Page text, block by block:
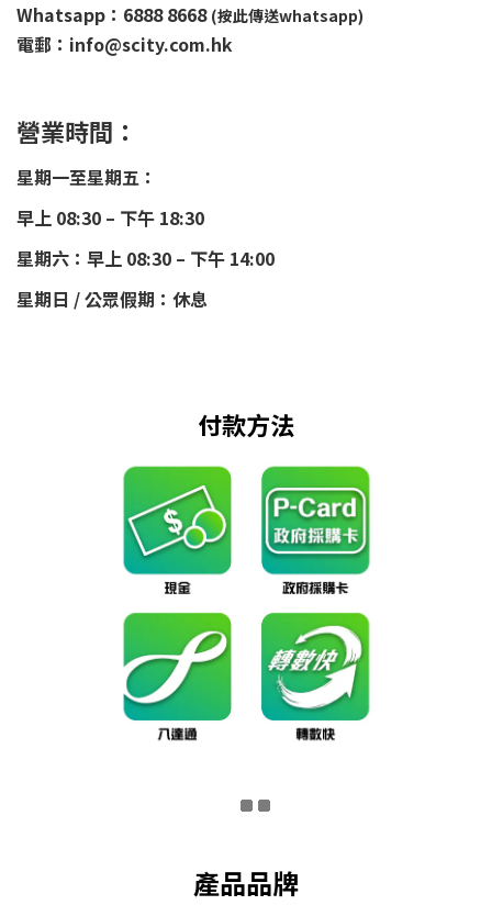
Whatsapp：6888 8668 (按此傳送whatsapp)
電郵：info@scity.com.hk
營業時間：
星期一至星期五：
早上 08:30 – 下午 18:30
星期六：早上 08:30 – 下午 14:00
星期日 / 公眾假期：休息
付款方法
產品品牌